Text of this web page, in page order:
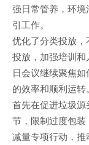
强日常管养，环
引工作。
优化了分类投放
投放，加强培训
日会议继续聚焦
的效率和顺利运转。
首先在促进垃圾
节，限制过度包
减量专项行动，